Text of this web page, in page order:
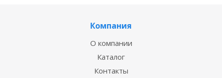
Компания
О компании
Каталог
Контакты